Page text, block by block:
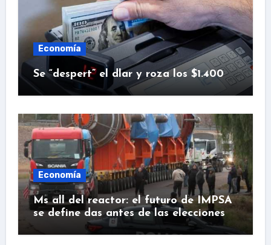
Economía
Se “despert” el dlar y roza los $1.400
Economía
Ms all del reactor: el futuro de IMPSA
se define das antes de las elecciones